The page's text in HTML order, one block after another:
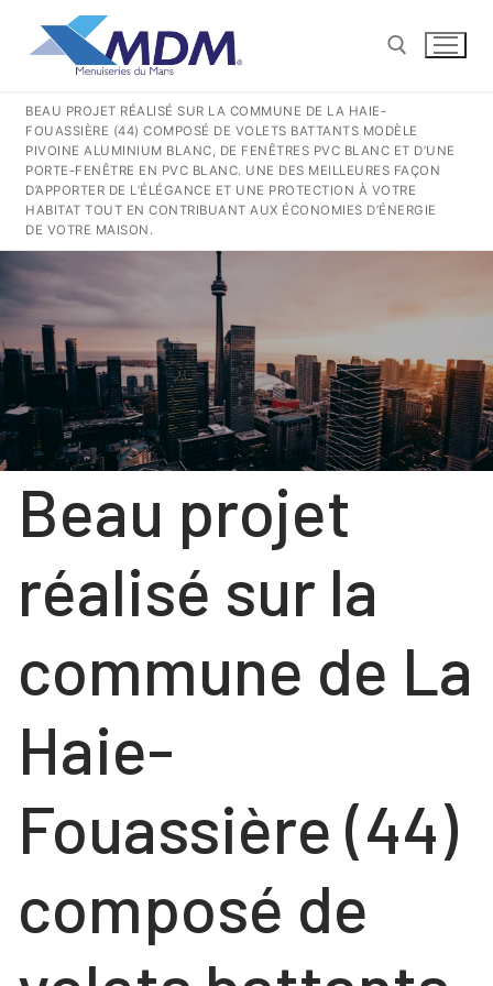
Rechercher :
CONTACT@MENUISERIESDUMANS.FR
Rechercher
QUI SOMMES-NOUS ?
NOS GESTES POUR LA TERRE
NOS PRODUITS PVC
FENÊTRES
PORTES
NOS PRODUITS ALUMINIUM
COULISSANTS
FENÊTRES
NOS PORTES « HABITAT »
NOS PORTES « TERTIAIRE »
NOS RÉALISATIONS
Contact
BEAU PROJET RÉALISÉ SUR LA COMMUNE DE LA HAIE-
FOUASSIÈRE (44) COMPOSÉ DE VOLETS BATTANTS MODÈLE
PIVOINE ALUMINIUM BLANC, DE FENÊTRES PVC BLANC ET D’UNE
PORTE-FENÊTRE EN PVC BLANC. UNE DES MEILLEURES FAÇON
D’APPORTER DE L’ÉLÉGANCE ET UNE PROTECTION À VOTRE
HABITAT TOUT EN CONTRIBUANT AUX ÉCONOMIES D’ÉNERGIE
DE VOTRE MAISON.
Beau projet
réalisé sur la
commune de La
Haie-
Fouassière (44)
composé de